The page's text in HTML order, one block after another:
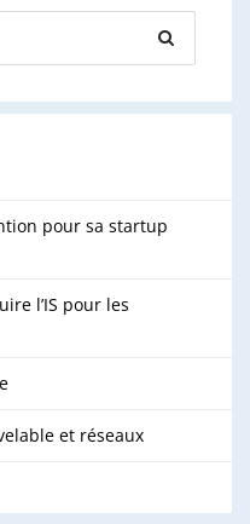
pour sa startup
l’IS pour les
et réseaux